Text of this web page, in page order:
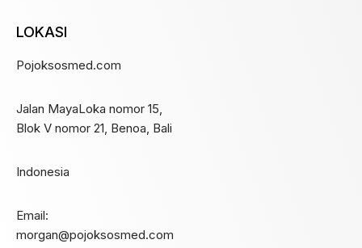
LOKASI
Pojoksosmed.com
Jalan MayaLoka nomor 15,
Blok V nomor 21, Benoa, Bali
Indonesia
Email:
morgan@pojoksosmed.com